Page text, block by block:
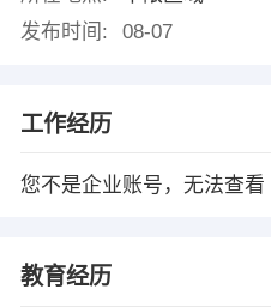
发布时间:
08-07
工作经历
您不是企业账号，无法查看
教育经历